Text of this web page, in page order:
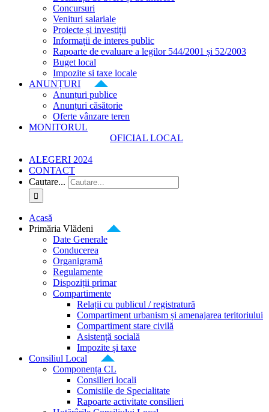
Concursuri
Venituri salariale
Proiecte și investiții
Informații de interes public
Rapoarte de evaluare a legilor 544/2001 și 52/2003
Buget local
Impozite si taxe locale
ANUNȚURI
Anunțuri publice
Anunțuri căsătorie
Oferte vânzare teren
MONITORUL
OFICIAL LOCAL
ALEGERI 2024
CONTACT
Cautare...
Acasă
Primăria Vlădeni
Date Generale
Conducerea
Organigramă
Regulamente
Dispoziții primar
Compartimente
Relații cu publicul / registratură
Compartiment urbanism și amenajarea teritoriului
Compartiment stare civilă
Asistență socială
Impozite și taxe
Consiliul Local
Componența CL
Consilieri locali
Comisiile de Specialitate
Rapoarte activitate consilieri